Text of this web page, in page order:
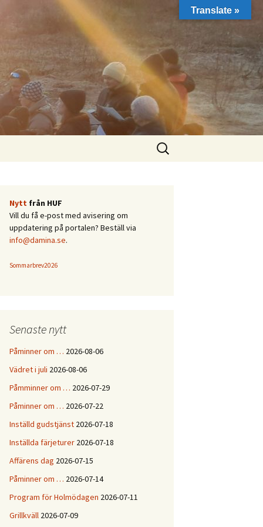
Sök
efter:
Nytt från HUF
Vill du få e-post med avisering om
uppdatering på portalen? Beställ via
info@damina.se.
Sommarbrev2026
Senaste nytt
Påminner om … 2026-08-06
Vädret i juli 2026-08-06
Påmminner om … 2026-07-29
Påminner om … 2026-07-22
Inställd gudstjänst 2026-07-18
Inställda färjeturer 2026-07-18
Affärens dag 2026-07-15
Påminner om … 2026-07-14
Program för Holmödagen 2026-07-11
Grillkväll 2026-07-09
Translate »